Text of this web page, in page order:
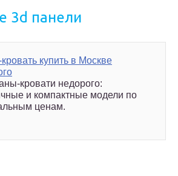
3d панели
купить в Москве
кровати недорого:
и компактные модели по
ценам.